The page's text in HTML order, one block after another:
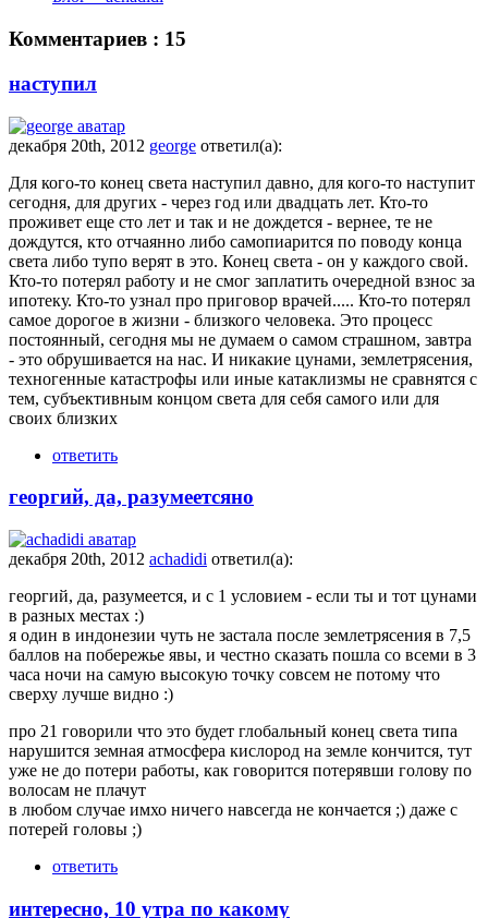
Комментариев : 15
наступил
декабря 20th, 2012 george ответил(а):
Для кого-то конец света наступил давно, для кого-то наступит
сегодня, для других - через год или двадцать лет. Кто-то
проживет еще сто лет и так и не дождется - вернее, те не
дождутся, кто отчаянно либо самопиарится по поводу конца
света либо тупо верят в это. Конец света - он у каждого свой.
Кто-то потерял работу и не смог заплатить очередной взнос за
ипотеку. Кто-то узнал про приговор врачей..... Кто-то потерял
самое дорогое в жизни - близкого человека. Это процесс
постоянный, сегодня мы не думаем о самом страшном, завтра
- это обрушивается на нас. И никакие цунами, землетрясения,
техногенные катастрофы или иные катаклизмы не сравнятся с
тем, субъективным концом света для себя самого или для
своих близких
ответить
георгий, да, разумеетсяно
декабря 20th, 2012 achadidi ответил(а):
георгий, да, разумеется, и с 1 условием - если ты и тот цунами
в разных местах :)
я один в индонезии чуть не застала после землетрясения в 7,5
баллов на побережье явы, и честно сказать пошла со всеми в 3
часа ночи на самую высокую точку совсем не потому что
сверху лучше видно :)
про 21 говорили что это будет глобальный конец света типа
нарушится земная атмосфера кислород на земле кончится, тут
уже не до потери работы, как говорится потерявши голову по
волосам не плачут
в любом случае имхо ничего навсегда не кончается ;) даже с
потерей головы ;)
ответить
интересно, 10 утра по какому